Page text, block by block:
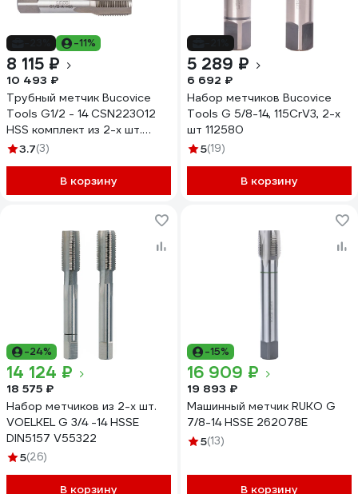
-11%
8 115 ₽
10 493 ₽
Трубный метчик Bucovice
Tools G1/2 - 14 CSN223012
HSS комплект из 2-х шт.
142120
3.7(3)
В корзину
5 289 ₽
6 692 ₽
Набор метчиков Bucovice
Tools G 5/8-14, 115CrV3, 2-х
шт 112580
5(19)
В корзину
-24%
14 124 ₽
18 575 ₽
Набор метчиков из 2-х шт.
VOELKEL G 3/4 -14 HSSE
DIN5157 V55322
5(26)
В корзину
-15%
16 909 ₽
19 893 ₽
Машинный метчик RUKO G
7/8-14 HSSE 262078E
5(13)
В корзину